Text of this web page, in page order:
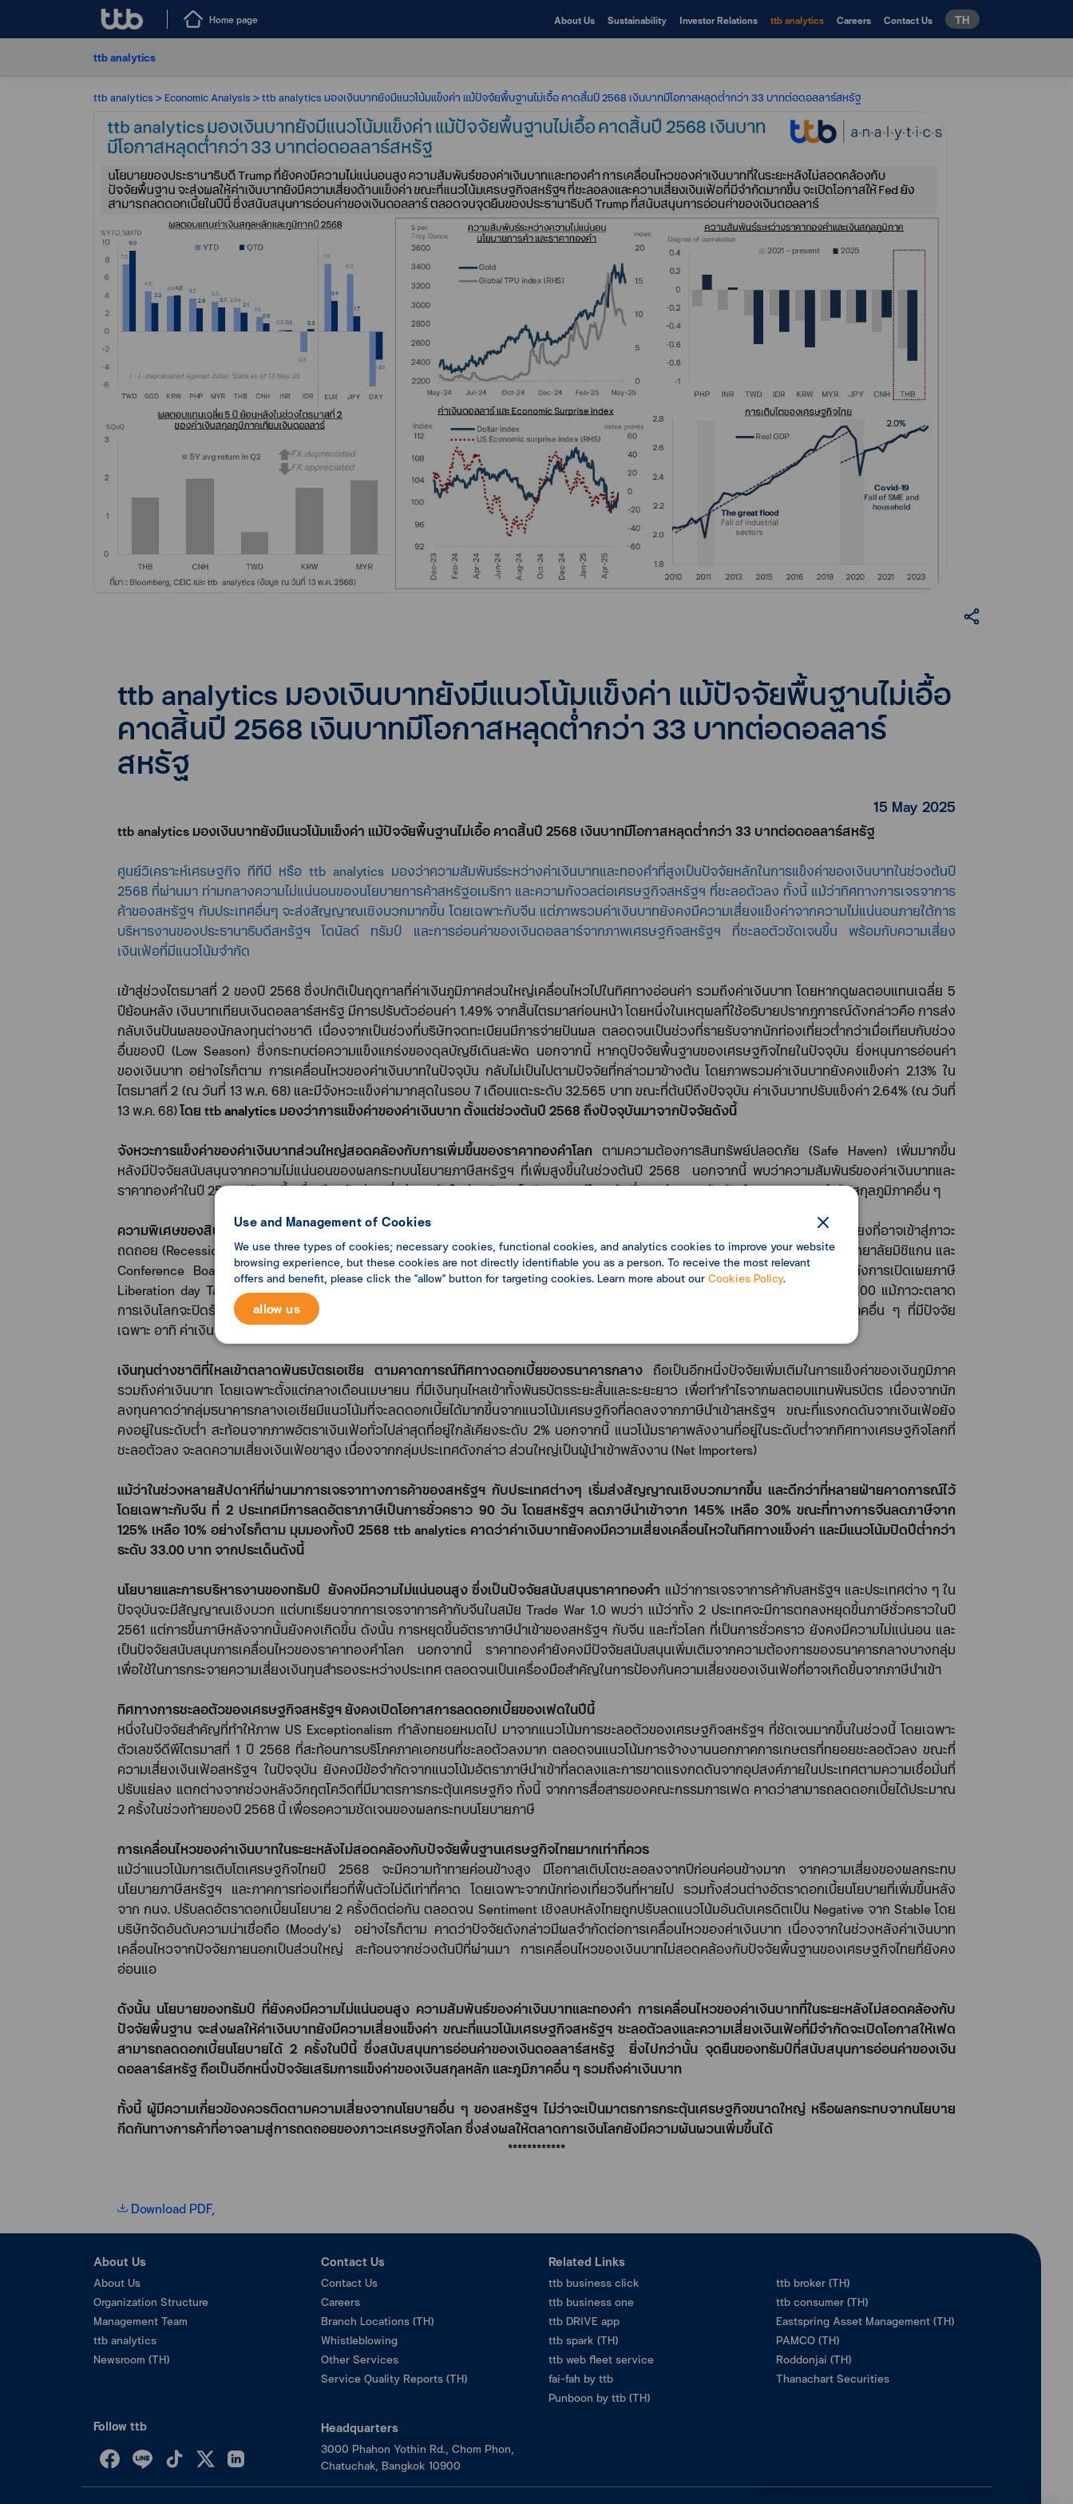
Home page About Us Sustainability Investor Relations ttb analytics Careers Contact Us TH
ttb analytics
ttb analytics Economic Analysis ttb analytics มองเงินบาทยังมีแนวโน้มแข็งค่า แม้ปัจจัยพื้นฐานไม่เอื้อ คาดสิ้นปี 2568 เงินบาทมีโอกาสหลุดต่ำกว่า 33 บาทต่อดอลลาร์สหรัฐ
ttb analytics มองเงินบาทยังมีแนวโน้มแข็งค่า แม้ปัจจัยพื้นฐานไม่เอื้อ
คาดสิ้นปี 2568 เงินบาทมีโอกาสหลุดต่ำกว่า 33 บาทต่อดอลลาร์
สหรัฐ
15 May 2025
ttb analytics มองเงินบาทยังมีแนวโน้มแข็งค่า แม้ปัจจัยพื้นฐานไม่เอื้อ คาดสิ้นปี 2568 เงินบาทมีโอกาสหลุดต่ำกว่า 33 บาทต่อดอลลาร์สหรัฐ
ศูนย์วิเคราะห์เศรษฐกิจ ทีทีบี หรือ ttb analytics มองว่าความสัมพันธ์ระหว่างค่าเงินบาทและทองคำที่สูงเป็นปัจจัยหลักในการแข็งค่าของเงินบาทในช่วงต้นปี
2568 ที่ผ่านมา ท่ามกลางความไม่แน่นอนของนโยบายการค้าสหรัฐอเมริกา และความกังวลต่อเศรษฐกิจสหรัฐฯ ที่ชะลอตัวลง ทั้งนี้ แม้ว่าทิศทางการเจรจาการ
ค้าของสหรัฐฯ กับประเทศอื่นๆ จะส่งสัญญาณเชิงบวกมากขึ้น โดยเฉพาะกับจีน แต่ภาพรวมค่าเงินบาทยังคงมีความเสี่ยงแข็งค่าจากความไม่แน่นอนภายใต้การ
บริหารงานของประธานาธิบดีสหรัฐฯ โดนัลด์ ทรัมป์ และการอ่อนค่าของเงินดอลลาร์จากภาพเศรษฐกิจสหรัฐฯ ที่ชะลอตัวชัดเจนขึ้น พร้อมกับความเสี่ยง
เงินเฟ้อที่มีแนวโน้มจำกัด
เข้าสู่ช่วงไตรมาสที่ 2 ของปี 2568ซึ่งปกติเป็นฤดูกาลที่ค่าเงินภูมิภาคส่วนใหญ่เคลื่อนไหวไปในทิศทางอ่อนค่า รวมถึงค่าเงินบาท โดยหากดูผลตอบแทนเฉลี่ย5
ปีย้อนหลัง เงินบาทเทียบเงินดอลลาร์สหรัฐ มีการปรับตัวอ่อนค่า 1.49% จากสิ้นไตรมาสก่อนหน้า โดยหนึ่งในเหตุผลที่ใช้อธิบายปรากฎการณ์ดังกล่าวคือ การส่ง
กลับเงินปันผลของนักลงทุนต่างชาติ เนื่องจากเป็นช่วงที่บริษัทจดทะเบียนมีการจ่ายปันผล ตลอดจนเป็นช่วงที่รายรับจากนักท่องเที่ยวต่ำกว่าเมื่อเทียบกับช่วง
อื่นของปี (Low Season)ซึ่งกระทบต่อความแข็งแกร่งของดุลบัญชีเดินสะพัด นอกจากนี้ หากดูปัจจัยพื้นฐานของเศรษฐกิจไทยในปัจจุบัน ยิ่งหนุนการอ่อนค่า
ของเงินบาท อย่างไรก็ตาม การเคลื่อนไหวของค่าเงินบาทในปัจจุบัน กลับไม่เป็นไปตามปัจจัยที่กล่าวมาข้างต้น โดยภาพรวมค่าเงินบาทยังคงแข็งค่า 2.13%ใน
ไตรมาสที่2 (ณ วันที่ 13พ.ค. 68) และมีจังหวะแข็งค่ามากสุดในรอบ 7 เดือนแตะระดับ32.565 บาท ขณะที่ต้นปีถึงปัจจุบัน ค่าเงินบาทปรับแข็งค่า2.64% (ณ วันที่
13พ.ค.68)โดย ttbanalytics มองว่าการแข็งค่าของค่าเงินบาท ตั้งแต่ช่วงต้นปี 2568 ถึงปัจจุบันมาจากปัจจัยดังนี้
จังหวะการแข็งค่าของค่าเงินบาทส่วนใหญ่สอดคล้องกับการเพิ่มขึ้นของราคาทองคำโลก ตามความต้องการสินทรัพย์ปลอดภัย (Safe Haven) เพิ่มมากขึ้น
หลังมีปัจจัยสนับสนุนจากความไม่แน่นอนของผลกระทบนโยบายภาษีสหรัฐฯ ที่เพิ่มสูงขึ้นในช่วงต้นปี 2568
นอกจากนี้ พบว่าความสัมพันธ์ของค่าเงินบาทและ
ราคาทองคำในปี2568ปรับสูงขึ้นเมื่อเทียบกับค่าเฉลี่ยย้อนหลังในช่วงวิกฤตโควิด และอยู่ในระดับที่สูงกว่าความสัมพันธ์ของราคาทองคำกับสกุลภูมิภาคอื่น ๆ
ความพิเศษของสินทรัพย์สหรัฐฯ (US Exceptionalism)ปรับลดลงจากความกังวลเศรษฐกิจสหรัฐฯ ที่ชะลอลง
เศรษฐกิจสหรัฐฯ มีความเสี่ยงที่อาจเข้าสู่ภาวะ
ถดถอย (Recession) สะท้อนผ่านข้อมูลเชิงคุณภาพ (Soft Data)ในช่วงหลังที่ออกมาแย่กว่าที่คาด เช่น ดัชนีความเชื่อมั่นผู้บริโภคของมหาวิทยาลัยมิชิแกน และ
Conference Board (CB)ที่ทำจุดต่ำสุดตั้งแต่ปี2565และต้นปี2564 ตามลำดับ ตลอดจนความกังวลจากผลกระทบนโยบายภาษี หลังการเปิดเผยภาษี
Liberation day Tariffsที่ดูรุนแรงกว่าที่หลายฝ่ายคาดไว้ ภาพดังกล่าว ส่งผลให้ดัชนีเงินดอลลาร์สหรัฐ โดยรวมปรับอ่อนค่าต่ำกว่าระดับ 100 แม้ภาวะตลาด
การเงินโลกจะปิดรับความเสี่ยง นอกจากนี้ เงินดอลลาร์สหรัฐ ยังได้รับปัจจัยอ่อนค่าเพิ่มเติมจากการแข็งค่าของเงินสกุลหลักและสกุลภูมิภาคอื่น ๆ ที่มีปัจจัย
เฉพาะ อาทิ ค่าเงินเยน ตามความต้องการสินทรัพย์ปลอดภัย และค่าเงินยูโรจากความคาดหวังการปฏิรูปการคลังของประเทศเยอรมนี
เงินทุนต่างชาติที่ไหลเข้าตลาดพันธบัตรเอเชีย ตามคาดการณ์ทิศทางดอกเบี้ยของธนาคารกลาง ถือเป็นอีกหนี่งปัจจัยเพิ่มเติมในการแข็งค่าของเงินภูมิภาค
รวมถึงค่าเงินบาท โดยเฉพาะตั้งแต่กลางเดือนเมษายน ที่มีเงินทุนไหลเข้าทั้งพันธบัตรระยะสั้นและระยะยาว เพื่อทำกำไรจากผลตอบแทนพันธบัตร เนื่องจากนัก
ลงทุนคาดว่ากลุ่มธนาคารกลางเอเชียมีแนวโน้มที่จะลดดอกเบี้ยได้มากขึ้นจากแนวโน้มเศรษฐกิจที่ลดลงจากภาษีนำเข้าสหรัฐฯ ขณะที่แรงกดดันจากเงินเฟ้อยัง
คงอยู่ในระดับต่ำ สะท้อนจากภาพอัตราเงินเฟ้อทั่วไปล่าสุดที่อยู่ใกล้เคียงระดับ 2% นอกจากนี้ แนวโน้มราคาพลังงานที่อยู่ในระดับต่ำจากทิศทางเศรษฐกิจโลกที่
ชะลอตัวลง จะลดความเสี่ยงเงินเฟ้อขาสูง เนื่องจากกลุ่มประเทศดังกล่าว ส่วนใหญ่เป็นผู้นำเข้าพลังงาน (Net Importers)
แม้ว่าในช่วงหลายสัปดาห์ที่ผ่านมาการเจรจาทางการค้าของสหรัฐฯ กับประเทศต่างๆ เริ่มส่งสัญญาณเชิงบวกมากขึ้น และดีกว่าที่หลายฝ่ายคาดการณ์ไว้
โดยเฉพาะกับจีน ที่ 2 ประเทศมีการลดอัตราภาษีเป็นการชั่วคราว 90วัน โดยสหรัฐฯ ลดภาษีนำเข้าจาก 145% เหลือ 30%ขณะที่ทางการจีนลดภาษีจาก
125% เหลือ 10% อย่างไรก็ตาม มุมมองทั้งปี 2568 ttb analytics คาดว่าค่าเงินบาทยังคงมีความเสี่ยงเคลื่อนไหวในทิศทางแข็งค่า และมีแนวโน้มปิดปีต่ำกว่า
ระดับ 33.00 บาท จากประเด็นดังนี้
นโยบายและการบริหารงานของทรัมป์ ยังคงมีความไม่แน่นอนสูง ซึ่งเป็นปัจจัยสนับสนุนราคาทองคำ แม้ว่าการเจรจาการค้ากับสหรัฐฯ และประเทศต่าง ๆ ใน
ปัจจุบันจะมีสัญญาณเชิงบวก แต่บทเรียนจากการเจรจาการค้ากับจีนในสมัยTrade War 1.0พบว่า แม้ว่าทั้ง2 ประเทศจะมีการตกลงหยุดขึ้นภาษีชั่วคราวในปี
2561 แต่การขึ้นภาษีหลังจากนั้นยังคงเกิดขึ้น ดังนั้น การหยุดขึ้นอัตราภาษีนำเข้าของสหรัฐฯ กับจีน และทั่วโลก ที่เป็นการชั่วคราว ยังคงมีความไม่แน่นอน และ
เป็นปัจจัยสนับสนุนการเคลื่อนไหวของราคาทองคำโลก นอกจากนี้ ราคาทองคำยังคงมีปัจจัยสนับสนุนเพิ่มเติมจากความต้องการของธนาคารกลางบางกลุ่ม
เพื่อใช้ในการกระจายความเสี่ยงเงินทุนสำรองระหว่างประเทศ ตลอดจนเป็นเครื่องมือสำคัญในการป้องกันความเสี่ยงของเงินเฟ้อที่อาจเกิดขึ้นจากภาษีนำเข้า
ทิศทางการชะลอตัวของเศรษฐกิจสหรัฐฯ ยังคงเปิดโอกาสการลดดอกเบี้ยของเฟดในปีนี้
หนึ่งในปัจจัยสำคัญที่ทำให้ภาพ US Exceptionalismกำลังทยอยหมดไป มาจากแนวโน้มการชะลอตัวของเศรษฐกิจสหรัฐฯ ที่ชัดเจนมากขึ้นในช่วงนี้ โดยเฉพาะ
ตัวเลขจีดีพีไตรมาสที่ 1 ปี 2568 ที่สะท้อนการบริโภคภาคเอกชนที่ชะลอตัวลงมาก ตลอดจนแนวโน้มการจ้างงานนอกภาคการเกษตรที่ทยอยชะลอตัวลง ขณะที่
ความเสี่ยงเงินเฟ้อสหรัฐฯ ในปัจจุบัน ยังคงมีข้อจำกัดจากแนวโน้มอัตราภาษีนำเข้าที่ลดลงและการขาดแรงกดดันจากอุปสงค์ภายในประเทศตามความเชื่อมั่นที่
ปรับแย่ลง แตกต่างจากช่วงหลังวิกฤตโควิดที่มีมาตรการกระตุ้นเศรษฐกิจ ทั้งนี้ จากการสื่อสารของคณะกรรมการเฟด คาดว่าสามารถลดดอกเบี้ยได้ประมาณ
2 ครั้งในช่วงท้ายของปี2568 นี้ เพื่อรอความชัดเจนของผลกระทบนโยบายภาษี
การเคลื่อนไหวของค่าเงินบาทในระยะหลังไม่สอดคล้องกับปัจจัยพื้นฐานเศรษฐกิจไทยมากเท่าที่ควร
แม้ว่าแนวโน้มการเติบโตเศรษฐกิจไทยปี 2568 จะมีความท้าทายค่อนข้างสูง มีโอกาสเติบโตชะลอลงจากปีก่อนค่อนข้างมาก จากความเสี่ยงของผลกระทบ
นโยบายภาษีสหรัฐฯ และภาคการท่องเที่ยวที่ฟื้นตัวไม่ดีเท่าที่คาด โดยเฉพาะจากนักท่องเที่ยวจีนที่หายไป รวมทั้งส่วนต่างอัตราดอกเบี้ยนโยบายที่เพิ่มขึ้นหลัง
จาก กนง. ปรับลดอัตราดอกเบี้ยนโยบาย2 ครั้งติดต่อกัน ตลอดจน Sentiment เชิงลบหลังไทยถูกปรับลดแนวโน้มอันดับเครดิตเป็น Negative จาก Stableโดย
บริษัทจัดอันดับความน่าเชื่อถือ (Moody’s)
อย่างไรก็ตาม คาดว่าปัจจัยดังกล่าวมีผลจำกัดต่อการเคลื่อนไหวของค่าเงินบาท เนื่องจากในช่วงหลังค่าเงินบาท
เคลื่อนไหวจากปัจจัยภายนอกเป็นส่วนใหญ่ สะท้อนจากช่วงต้นปีที่ผ่านมา การเคลื่อนไหวของเงินบาทไม่สอดคล้องกับปัจจัยพื้นฐานของเศรษฐกิจไทยที่ยังคง
อ่อนแอ
ดังนั้น นโยบายของทรัมป์ ที่ยังคงมีความไม่แน่นอนสูง ความสัมพันธ์ของค่าเงินบาทและทองคำ การเคลื่อนไหวของค่าเงินบาทที่ในระยะหลังไม่สอดคล้องกับ
ปัจจัยพื้นฐาน จะส่งผลให้ค่าเงินบาทยังมีความเสี่ยงแข็งค่า ขณะที่แนวโน้มเศรษฐกิจสหรัฐฯ ชะลอตัวลงและความเสี่ยงเงินเฟ้อที่มีจำกัดจะเปิดโอกาสให้เฟด
สามารถลดดอกเบี้ยนโยบายได้ 2 ครั้งในปีนี้ ซึ่งสนับสนุนการอ่อนค่าของเงินดอลลาร์สหรัฐ
ยิ่งไปกว่านั้น จุดยืนของทรัมป์ที่สนับสนุนการอ่อนค่าของเงิน
ดอลลาร์สหรัฐ ถือเป็นอีกหนึ่งปัจจัยเสริมการแข็งค่าของเงินสกุลหลัก และภูมิภาคอื่น ๆ รวมถึงค่าเงินบาท
ทั้งนี้ ผู้มีความเกี่ยวข้องควรติดตามความเสี่ยงจากนโยบายอื่น ๆ ของสหรัฐฯ ไม่ว่าจะเป็นมาตรการกระตุ้นเศรษฐกิจขนาดใหญ่ หรือผลกระทบจากนโยบาย
กีดกันทางการค้าที่อาจลามสู่การถดถอยของภาวะเศรษฐกิจโลก ซึ่งส่งผลให้ตลาดการเงินโลกยังมีความผันผวนเพิ่มขึ้นได้
************
Download PDF,
Use and Management of Cookies
We use three types of cookies; necessary cookies, functional cookies, and analytics cookies to improve your website
browsing experience, but these cookies are not directly identifiable you as a person. To receive the most relevant
offers and benefit, please click the "allow" button for targeting cookies. Learn more about our Cookies Policy.
allow us
About Us
About Us
Organization Structure
Management Team
ttb analytics
Newsroom (TH)
Contact Us
Contact Us
Careers
Branch Locations (TH)
Whistleblowing
Other Services
Service Quality Reports (TH)
Related Links
ttb business click
ttb business one
ttb DRIVE app
ttb spark (TH)
ttb web fleet service
fai-fah by ttb
Punboon by ttb (TH)
ttb broker (TH)
ttb consumer (TH)
Eastspring Asset Management (TH)
PAMCO (TH)
Roddonjai (TH)
Thanachart Securities
Follow ttb Headquarters
3000 Phahon Yothin Rd., Chom Phon,
Chatuchak, Bangkok 10900